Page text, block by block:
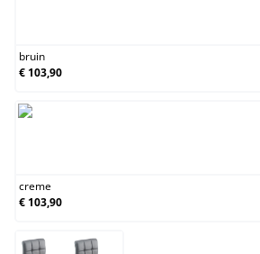
bruin
€ 103,90
creme
€ 103,90